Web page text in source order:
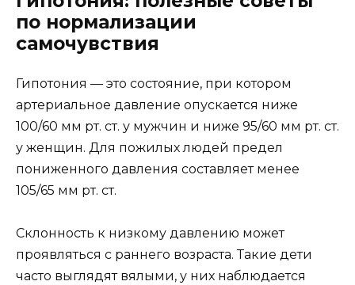
по нормализации
самочувствия
Гипотония — это состояние, при котором
артериальное давление опускается ниже
100/60 мм рт. ст. у мужчин и ниже 95/60 мм рт. ст.
у женщин. Для пожилых людей предел
пониженного давления составляет менее
105/65 мм рт. ст.
Склонность к низкому давлению может
проявляться с раннего возраста. Такие дети
часто выглядят вялыми, у них наблюдается